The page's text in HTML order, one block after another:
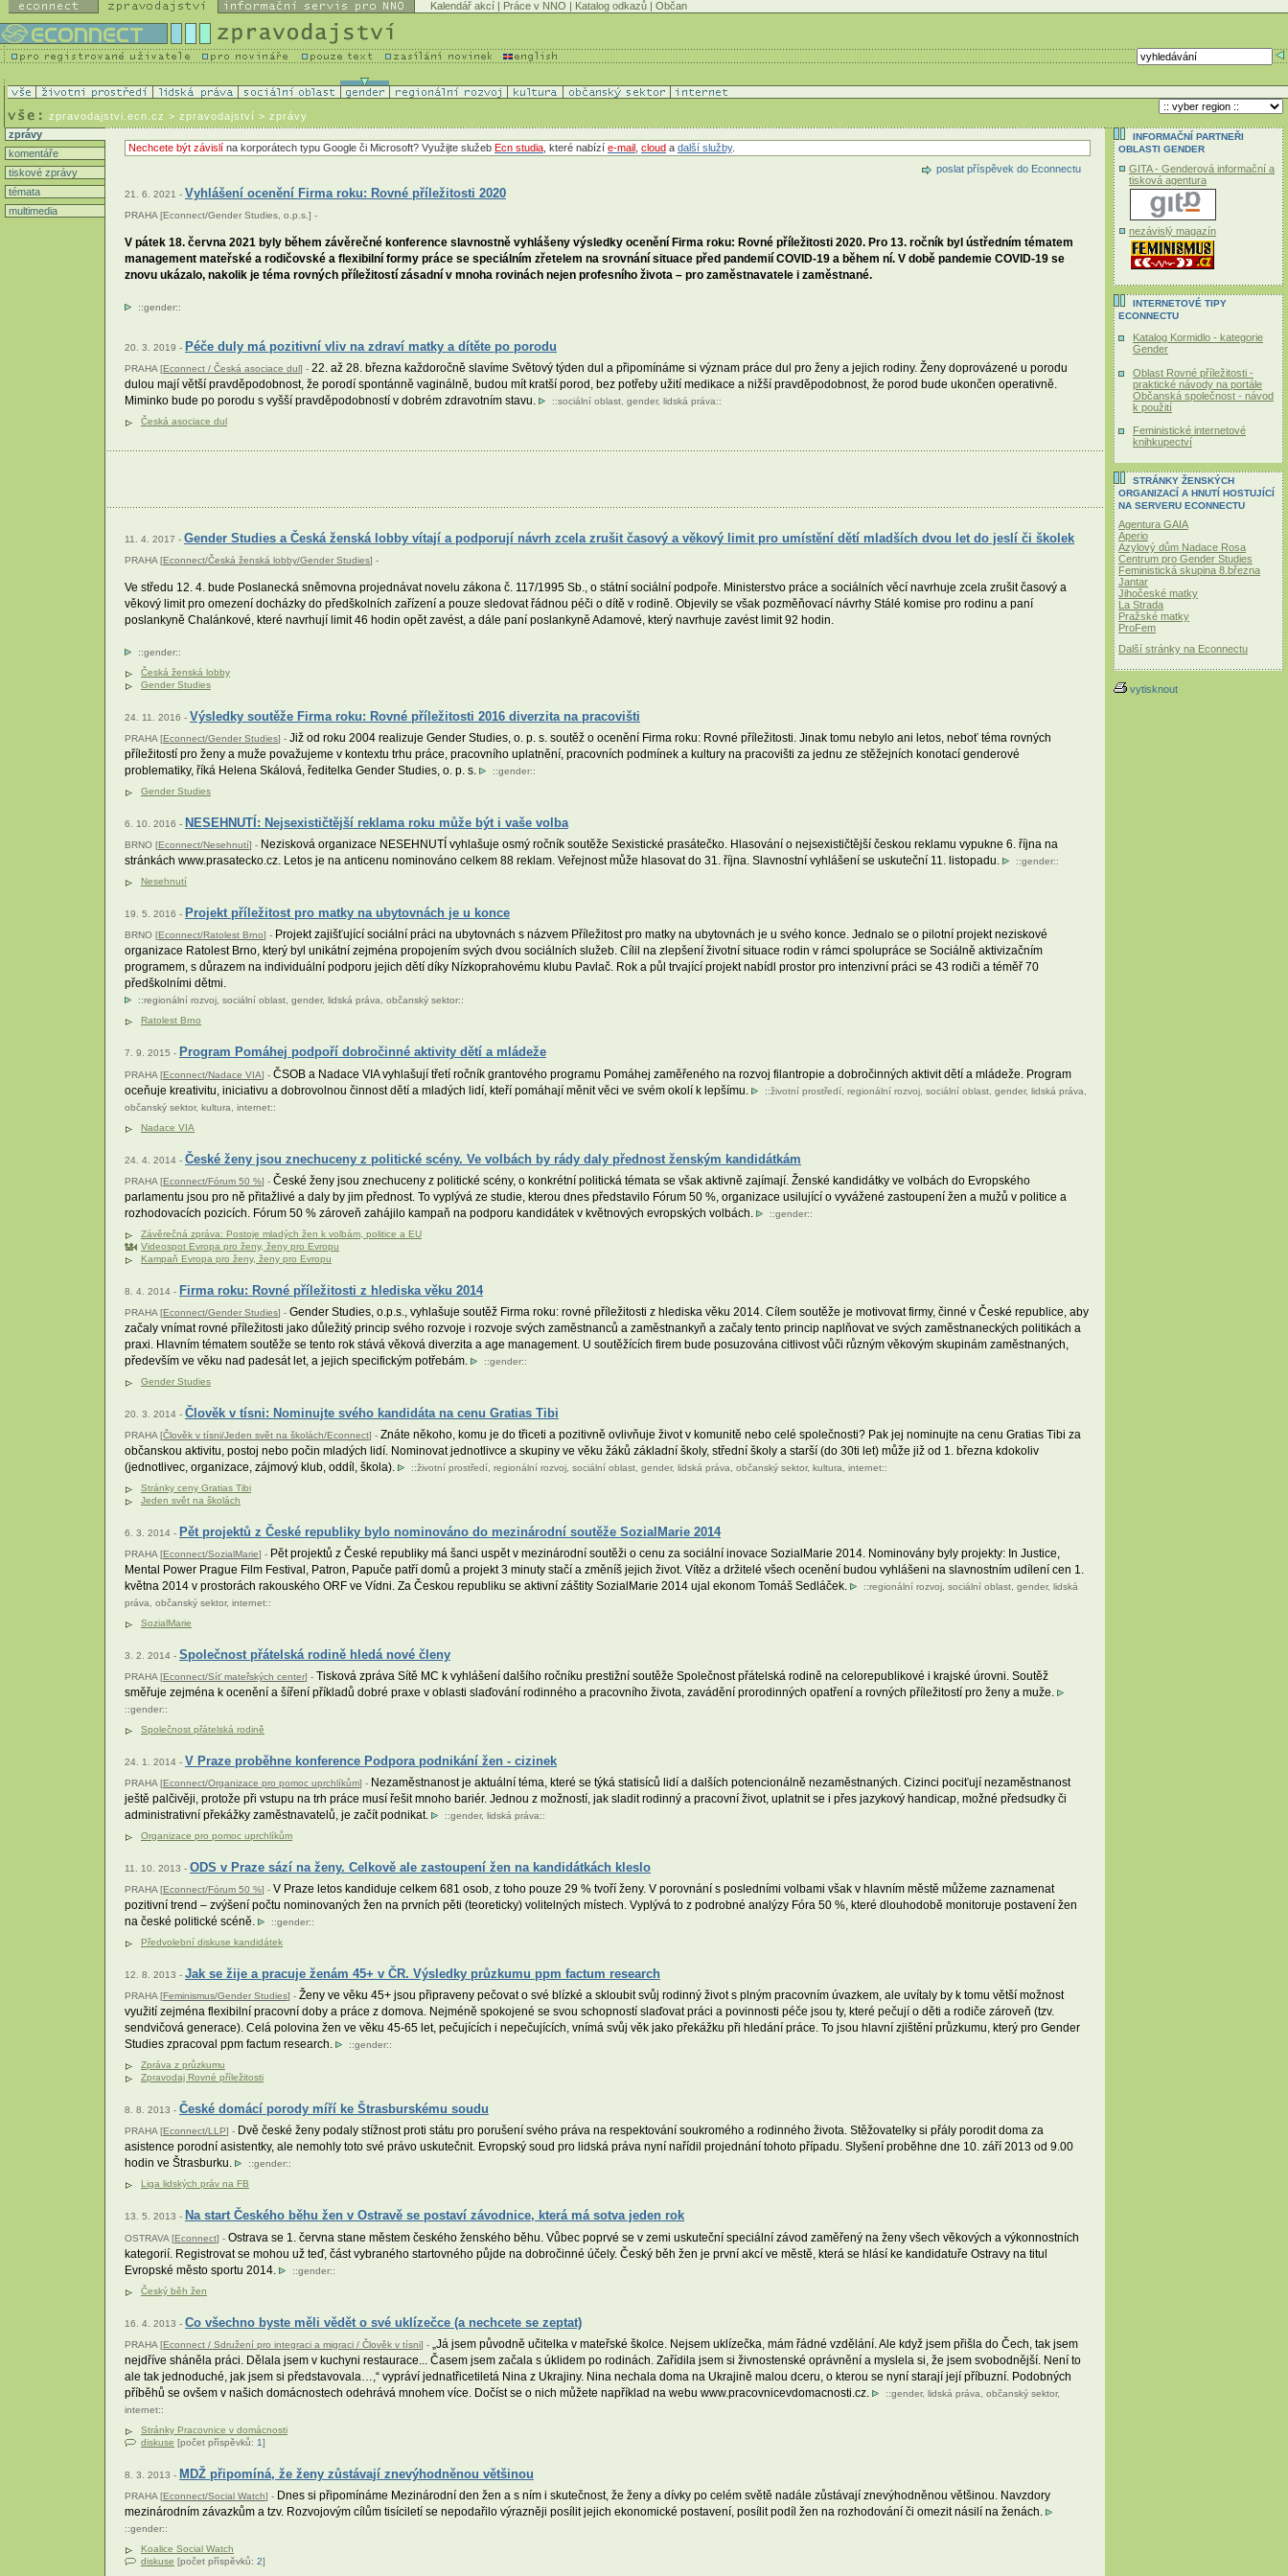
Kalendář akcí | Práce v NNO | Katalog odkazů | Občan
zpravodajstvi.ecn.cz > zpravodajství > zprávy
zprávy
komentáře
tiskové zprávy
témata
multimedia
Nechcete být závislí na korporátech typu Google či Microsoft? Využijte služeb Ecn studia , které nabízí e-mail cloud a další služby.
poslat příspěvek do Econnectu
21. 6. 2021 - Vyhlášení ocenění Firma roku: Rovné příležitosti 2020
PRAHA [Econnect/Gender Studies, o.p.s.] -
V pátek 18. června 2021 byly během závěrečné konference slavnostně vyhlášeny výsledky ocenění Firma roku: Rovné příležitosti 2020. Pro 13. ročník byl ústředním tématem
management mateřské a rodičovské a flexibilní formy práce se speciálním zřetelem na srovnání situace před pandemií COVID-19 a během ní. V době pandemie COVID-19 se
znovu ukázalo, nakolik je téma rovných příležitostí zásadní v mnoha rovinách nejen profesního života – pro zaměstnavatele i zaměstnané.
::gender::
20. 3. 2019 - Péče duly má pozitivní vliv na zdraví matky a dítěte po porodu
PRAHA [Econnect / Česká asociace dul] - 22. až 28. března každoročně slavíme Světový týden dul a připomínáme si význam práce dul pro ženy a jejich rodiny. Ženy doprovázené u porodu
dulou mají větší pravděpodobnost, že porodí spontánně vaginálně, budou mít kratší porod, bez potřeby užití medikace a nižší pravděpodobnost, že porod bude ukončen operativně.
Miminko bude po porodu s vyšší pravděpodobností v dobrém zdravotním stavu.
::sociální oblast gender, lidská práva::
Česká asociace dul
11. 4. 2017 - Gender Studies a Česká ženská lobby vítají a podporují návrh zcela zrušit časový a věkový limit pro umístění dětí mladších dvou let do jeslí či školek
PRAHA [Econnect/Česká ženská lobby/Gender Studies] -
Ve středu 12. 4. bude Poslanecká sněmovna projednávat novelu zákona č. 117/1995 Sb., o státní sociální podpoře. Ministerstvo práce a sociálních věcí navrhuje zcela zrušit časový a
věkový limit pro omezení docházky do předškolních zařízení a pouze sledovat řádnou péči o dítě v rodině. Objevily se však pozměňovací návrhy Stálé komise pro rodinu a paní
poslankyně Chalánkové, které navrhují limit 46 hodin opět zavést, a dále paní poslankyně Adamové, který navrhuje zavést limit 92 hodin.
::gender::
Česká ženská lobby
Gender Studies
24. 11. 2016 - Výsledky soutěže Firma roku: Rovné příležitosti 2016 diverzita na pracovišti
PRAHA [Econnect/Gender Studies] - Již od roku 2004 realizuje Gender Studies, o. p. s. soutěž o ocenění Firma roku: Rovné příležitosti. Jinak tomu nebylo ani letos, neboť téma rovných
příležitostí pro ženy a muže považujeme v kontextu trhu práce, pracovního uplatnění, pracovních podmínek a kultury na pracovišti za jednu ze stěžejních konotací genderové
problematiky, říká Helena Skálová, ředitelka Gender Studies, o. p. s.
::gender::
Gender Studies
6. 10. 2016 - NESEHNUTÍ: Nejsexističtější reklama roku může být i vaše volba
BRNO [Econnect/Nesehnutí] - Nezisková organizace NESEHNUTÍ vyhlašuje osmý ročník soutěže Sexistické prasátečko. Hlasování o nejsexističtější českou reklamu vypukne 6. října na
stránkách www.prasatecko.cz. Letos je na anticenu nominováno celkem 88 reklam. Veřejnost může hlasovat do 31. října. Slavnostní vyhlášení se uskuteční 11. listopadu.
::gender::
Nesehnutí
19. 5. 2016 - Projekt příležitost pro matky na ubytovnách je u konce
BRNO [Econnect/Ratolest Brno] - Projekt zajišťující sociální práci na ubytovnách s názvem Příležitost pro matky na ubytovnách je u svého konce. Jednalo se o pilotní projekt neziskové
organizace Ratolest Brno, který byl unikátní zejména propojením svých dvou sociálních služeb. Cílil na zlepšení životní situace rodin v rámci spolupráce se Sociálně aktivizačním
programem, s důrazem na individuální podporu jejich dětí díky Nízkoprahovému klubu Pavlač. Rok a půl trvající projekt nabídl prostor pro intenzivní práci se 43 rodiči a téměř 70
předškolními dětmi.
::regionální rozvoj, sociální oblast, gender, lidská práva, občanský sektor::
Ratolest Brno
7. 9. 2015 - Program Pomáhej podpoří dobročinné aktivity dětí a mládeže
PRAHA [Econnect/Nadace VIA] - ČSOB a Nadace VIA vyhlašují třetí ročník grantového programu Pomáhej zaměřeného na rozvoj filantropie a dobročinných aktivit dětí a mládeže. Program
oceňuje kreativitu, iniciativu a dobrovolnou činnost dětí a mladých lidí, kteří pomáhají měnit věci ve svém okolí k lepšímu.
::životní prostředí regionální rozvoj sociální oblast gender, lidská práva
občanský sektor, kultura internet::
Nadace VIA
24. 4. 2014 - České ženy jsou znechuceny z politické scény. Ve volbách by rády daly přednost ženským kandidátkám
PRAHA [Econnect/Fórum 50 %] - České ženy jsou znechuceny z politické scény, o konkrétní politická témata se však aktivně zajímají. Ženské kandidátky ve volbách do Evropského
parlamentu jsou pro ně přitažlivé a daly by jim přednost. To vyplývá ze studie, kterou dnes představilo Fórum 50 %, organizace usilující o vyvážené zastoupení žen a mužů v politice a
rozhodovacích pozicích. Fórum 50 % zároveň zahájilo kampaň na podporu kandidátek v květnových evropských volbách.
::gender::
Závěrečná zpráva: Postoje mladých žen k volbám, politice a EU
Videospot Evropa pro ženy, ženy pro Evropu
Kampaň Evropa pro ženy, ženy pro Evropu
8. 4. 2014 - Firma roku: Rovné příležitosti z hlediska věku 2014
PRAHA [Econnect/Gender Studies] - Gender Studies, o.p.s., vyhlašuje soutěž Firma roku: rovné příležitosti z hlediska věku 2014. Cílem soutěže je motivovat firmy, činné v České republice, aby
začaly vnímat rovné příležitosti jako důležitý princip svého rozvoje i rozvoje svých zaměstnanců a zaměstnankyň a začaly tento princip naplňovat ve svých zaměstnaneckých politikách a
praxi. Hlavním tématem soutěže se tento rok stává věková diverzita a age management. U soutěžících firem bude posuzována citlivost vůči různým věkovým skupinám zaměstnaných,
především ve věku nad padesát let, a jejich specifickým potřebám.
::gender::
Gender Studies
20. 3. 2014 - Člověk v tísni: Nominujte svého kandidáta na cenu Gratias Tibi
PRAHA [Člověk v tísni/Jeden svět na školách/Econnect] - Znáte někoho, komu je do třiceti a pozitivně ovlivňuje život v komunitě nebo celé společnosti? Pak jej nominujte na cenu Gratias Tibi za
občanskou aktivitu, postoj nebo počin mladých lidí. Nominovat jednotlivce a skupiny ve věku žáků základní školy, střední školy a starší (do 30ti let) může již od 1. března kdokoliv
(jednotlivec, organizace, zájmový klub, oddíl, škola).
::životní prostředí regionální rozvoj sociální oblast gender, lidská práva občanský sektor, kultura internet::
Stránky ceny Gratias Tibi
Jeden svět na školách
6. 3. 2014 - Pět projektů z České republiky bylo nominováno do mezinárodní soutěže SozialMarie 2014
PRAHA [Econnect/SozialMarie] - Pět projektů z České republiky má šanci uspět v mezinárodní soutěži o cenu za sociální inovace SozialMarie 2014. Nominovány byly projekty: In Justice,
Mental Power Prague Film Festival, Patron, Papuče patří domů a projekt 3 minuty stačí a změníš jejich život. Vítěz a držitelé všech ocenění budou vyhlášeni na slavnostním udílení cen 1.
května 2014 v prostorách rakouského ORF ve Vídni. Za Českou republiku se aktivní záštity SozialMarie 2014 ujal ekonom Tomáš Sedláček.
::regionální rozvoj sociální oblast gender, lidská
práva
občanský sektor, internet::
SozialMarie
3. 2. 2014 - Společnost přátelská rodině hledá nové členy
PRAHA [Econnect/Síť mateřských center] - Tisková zpráva Sítě MC k vyhlášení dalšího ročníku prestižní soutěže Společnost přátelská rodině na celorepublikové i krajské úrovni. Soutěž
směřuje zejména k ocenění a šíření příkladů dobré praxe v oblasti slaďování rodinného a pracovního života, zavádění prorodinných opatření a rovných příležitostí pro ženy a muže.
::gender::
Společnost přátelská rodině
24. 1. 2014 - V Praze proběhne konference Podpora podnikání žen - cizinek
PRAHA [Econnect/Organizace pro pomoc uprchlíkům] - Nezaměstnanost je aktuální téma, které se týká statisíců lidí a dalších potencionálně nezaměstnaných. Cizinci pociťují nezaměstnanost
ještě palčivěji, protože při vstupu na trh práce musí řešit mnoho bariér. Jednou z možností, jak sladit rodinný a pracovní život, uplatnit se i přes jazykový handicap, možné předsudky či
administrativní překážky zaměstnavatelů, je začít podnikat.
::gender, lidská práva::
Organizace pro pomoc uprchlíkům
11. 10. 2013 - ODS v Praze sází na ženy. Celkově ale zastoupení žen na kandidátkách kleslo
PRAHA [Econnect/Fórum 50 %] - V Praze letos kandiduje celkem 681 osob, z toho pouze 29 % tvoří ženy. V porovnání s posledními volbami však v hlavním městě můžeme zaznamenat
pozitivní trend – zvýšení počtu nominovaných žen na prvních pěti (teoreticky) volitelných místech. Vyplývá to z podrobné analýzy Fóra 50 %, které dlouhodobě monitoruje postavení žen
na české politické scéně.
::gender::
Předvolební diskuse kandidátek
12. 8. 2013 - Jak se žije a pracuje ženám 45+ v ČR. Výsledky průzkumu ppm factum research
PRAHA [Feminismus/Gender Studies] - Ženy ve věku 45+ jsou připraveny pečovat o své blízké a skloubit svůj rodinný život s plným pracovním úvazkem, ale uvítaly by k tomu větší možnost
využití zejména flexibilní pracovní doby a práce z domova. Nejméně spokojené se svou schopností slaďovat práci a povinnosti péče jsou ty, které pečují o děti a rodiče zároveň (tzv.
sendvičová generace). Celá polovina žen ve věku 45-65 let, pečujících i nepečujících, vnímá svůj věk jako překážku při hledání práce. To jsou hlavní zjištění průzkumu, který pro Gender
Studies zpracoval ppm factum research.
::gender::
Zpráva z průzkumu
Zpravodaj Rovné příležitosti
8. 8. 2013 - České domácí porody míří ke Štrasburskému soudu
PRAHA [Econnect/LLP] - Dvě české ženy podaly stížnost proti státu pro porušení svého práva na respektování soukromého a rodinného života. Stěžovatelky si přály porodit doma za
asistence porodní asistentky, ale nemohly toto své právo uskutečnit. Evropský soud pro lidská práva nyní nařídil projednání tohoto případu. Slyšení proběhne dne 10. září 2013 od 9.00
hodin ve Štrasburku.
::gender::
Liga lidských práv na FB
13. 5. 2013 - Na start Českého běhu žen v Ostravě se postaví závodnice, která má sotva jeden rok
OSTRAVA [Econnect] - Ostrava se 1. června stane městem českého ženského běhu. Vůbec poprvé se v zemi uskuteční speciální závod zaměřený na ženy všech věkových a výkonnostních
kategorií. Registrovat se mohou už teď, část vybraného startovného půjde na dobročinné účely. Český běh žen je první akcí ve městě, která se hlásí ke kandidatuře Ostravy na titul
Evropské město sportu 2014.
::gender::
Český běh žen
16. 4. 2013 - Co všechno byste měli vědět o své uklízečce (a nechcete se zeptat)
PRAHA [Econnect / Sdružení pro integraci a migraci / Člověk v tísni] -
„Já jsem původně učitelka v mateřské školce. Nejsem uklízečka, mám řádné vzdělání. Ale když jsem přišla do Čech, tak jsem
nejdříve sháněla práci. Dělala jsem v kuchyni restaurace... Časem jsem začala s úklidem po rodinách. Zařídila jsem si živnostenské oprávnění a myslela si, že jsem svobodnější. Není to
ale tak jednoduché, jak jsem si představovala…,“ vypráví jednatřicetiletá Nina z Ukrajiny. Nina nechala doma na Ukrajině malou dceru, o kterou se nyní starají její příbuzní. Podobných
příběhů se ovšem v našich domácnostech odehrává mnohem více. Dočíst se o nich můžete například na webu www.pracovnicevdomacnosti.cz.
::gender, lidská práva občanský sektor,
internet::
Stránky Pracovnice v domácnosti
diskuse [počet příspěvků: 1]
8. 3. 2013 - MDŽ připomíná, že ženy zůstávají znevýhodněnou většinou
PRAHA [Econnect/Social Watch] - Dnes si připomínáme Mezinárodní den žen a s ním i skutečnost, že ženy a dívky po celém světě nadále zůstávají znevýhodněnou většinou. Navzdory
mezinárodním závazkům a tzv. Rozvojovým cílům tisíciletí se nepodařilo výrazněji posílit jejich ekonomické postavení, posílit podíl žen na rozhodování či omezit násilí na ženách.
::gender::
Koalice Social Watch
diskuse [počet příspěvků: 2]
INFORMAČNÍ PARTNEŘI
OBLASTI GENDER
GITA - Genderová informační a
tisková agentura
nezávislý magazín
INTERNETOVÉ TIPY
ECONNECTU
Katalog Kormidlo - kategorie
Gender
Oblast Rovné příležitosti -
praktické návody na portále
Občanská společnost - návod
k použití
Feministické internetové
knihkupectví
STRÁNKY ŽENSKÝCH
ORGANIZACÍ A HNUTÍ HOSTUJÍCÍ
NA SERVERU ECONNECTU
Agentura GAIA
Aperio
Azylový dům Nadace Rosa
Centrum pro Gender Studies
Feministická skupina 8.března
Jantar
Jihočeské matky
La Strada
Pražské matky
ProFem
Další stránky na Econnectu
vytisknout